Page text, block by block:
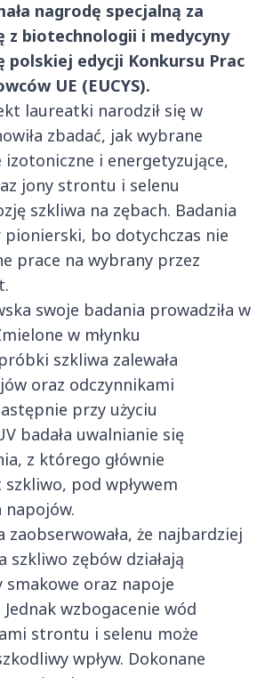
nagrodę specjalną za
z biotechnologii i medycyny
polskiej edycji Konkursu Prac
UE (EUCYS).
laureatki narodził się w
zbadać, jak wybrane
i energetyzujące,
jony strontu i selenu
szkliwa na zębach. Badania
pionierski, bo dotychczas nie
prace na wybrany przez
swoje badania prowadziła w
w młynku
szkliwa zalewała
oraz odczynnikami
przy użyciu
badała uwalnianie się
z którego głównie
pod wpływem
napojów.
zaobserwowała, że najbardziej
szkliwo zębów działają
smakowe oraz napoje
wzbogacenie wód
strontu i selenu może
wpływ. Dokonane